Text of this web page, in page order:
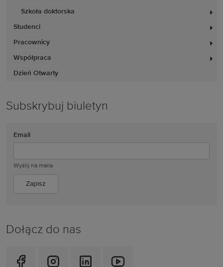
Szkoła doktorska
Studenci
Pracownicy
Współpraca
Dzień Otwarty
Subskrybuj biuletyn
Email
Wyślij na maila
Dołącz do nas